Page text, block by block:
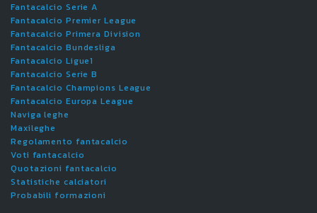
Fantacalcio Serie A
Fantacalcio Premier League
Fantacalcio Primera Division
Fantacalcio Bundesliga
Fantacalcio Ligue1
Fantacalcio Serie B
Fantacalcio Champions League
Fantacalcio Europa League
Naviga leghe
Maxileghe
Regolamento fantacalcio
Voti fantacalcio
Quotazioni fantacalcio
Statistiche calciatori
Probabili formazioni